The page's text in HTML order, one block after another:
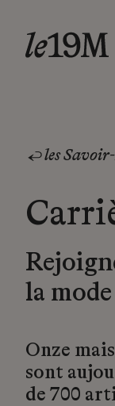
les
la
Onze
sont
de 700